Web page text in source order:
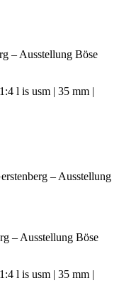
– Ausstellung Böse
l is usm | 35 mm |
– Ausstellung Böse
l is usm | 35 mm |